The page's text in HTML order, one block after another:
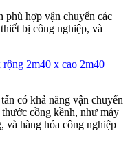
phù hợp vận chuyển các
bị công nghiệp, và
2m40 x cao 2m40
có khả năng vận chuyển
cồng kềnh, như máy
và hàng hóa công nghiệp